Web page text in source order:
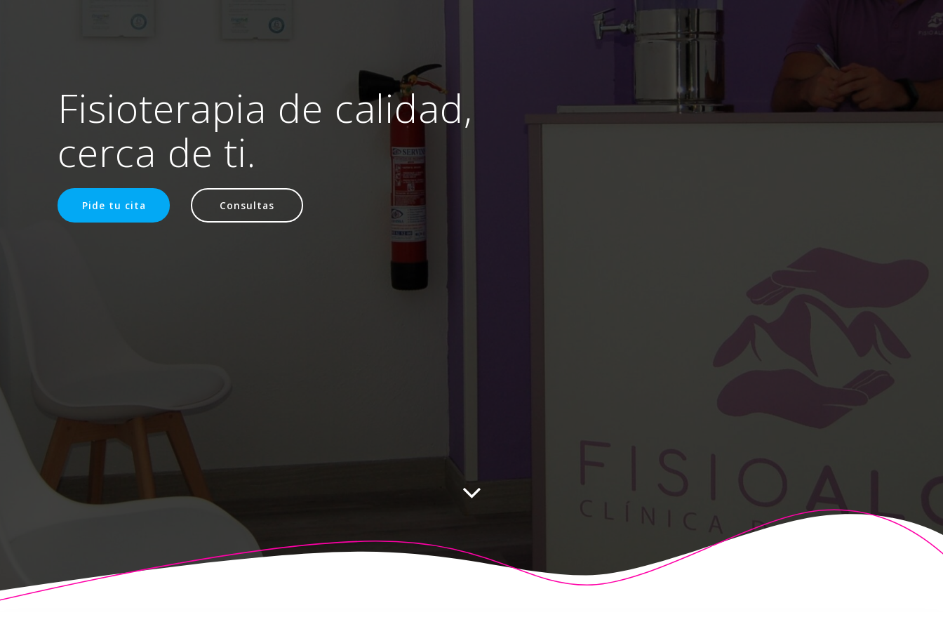
Fisioterapia de calidad,
cerca de ti.
Pide tu cita Consultas
© 2026 Fisioalcón. Construido utilizando WordPress y elHighlight Theme